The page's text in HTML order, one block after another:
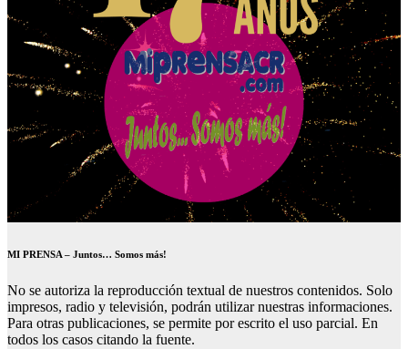
MI PRENSA – Juntos… Somos más!
No se autoriza la reproducción textual de nuestros contenidos. Solo
impresos, radio y televisión, podrán utilizar nuestras informaciones.
Para otras publicaciones, se permite por escrito el uso parcial. En
todos los casos citando la fuente.